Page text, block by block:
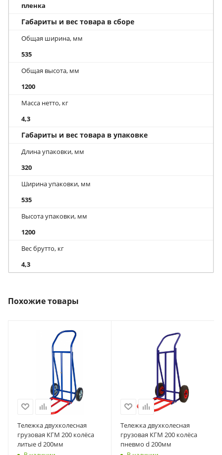
пленка
Габариты и вес товара в сборе
Общая ширина, мм
535
Общая высота, мм
1200
Масса нетто, кг
4,3
Габариты и вес товара в упаковке
Длина упаковки, мм
320
Ширина упаковки, мм
535
Высота упаковки, мм
1200
Вес брутто, кг
4,3
Похожие товары
Тележка двухколесная
грузовая КГМ 200 колёса
литые d 200мм
Тележка двухколесная
грузовая КГМ 200 колёса
пневмо d 200мм